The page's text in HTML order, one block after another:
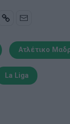
Ατλέτικο
La Liga